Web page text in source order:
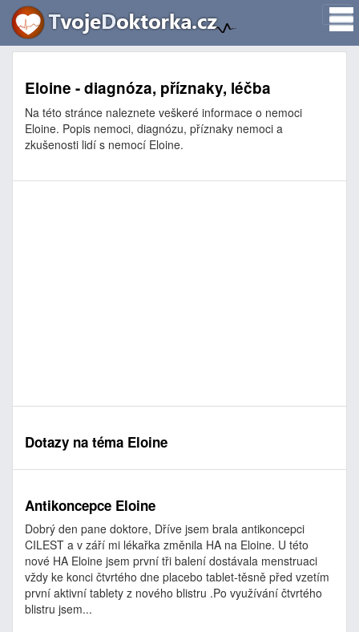
Eloine - diagnóza, příznaky, léčba
Na této stránce naleznete veškeré informace o nemoci
Eloine. Popis nemoci, diagnózu, příznaky nemoci a
zkušenosti lidí s nemocí Eloine.
Dotazy na téma Eloine
Antikoncepce Eloine
Dobrý den pane doktore, Dříve jsem brala antikoncepci
CILEST a v září mi lékařka změnila HA na Eloine. U této
nové HA Eloine jsem první tři balení dostávala menstruaci
vždy ke konci čtvrtého dne placebo tablet-těsně před vzetím
první aktivní tablety z nového blistru .Po využívání čtvrtého
blistru jsem...